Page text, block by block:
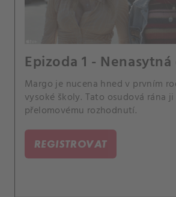
Epizoda 1 -
Margo je nucena hned v prvním
vysoké školy. Tato osudová rána
přelomovému rozhodnutí.
REGISTROVAT